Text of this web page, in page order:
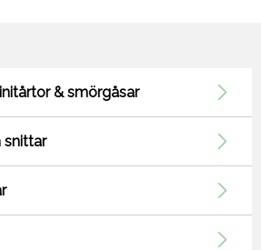
& smörgåsar
snittar